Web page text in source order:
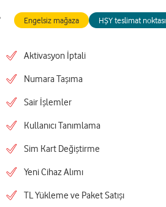
Engelsiz mağaza HŞY teslimat noktası
Aktivasyon İptali
Numara Taşıma
Sair İşlemler
Kullanıcı Tanımlama
Sim Kart Değiştirme
Yeni Cihaz Alımı
TL Yükleme ve Paket Satışı